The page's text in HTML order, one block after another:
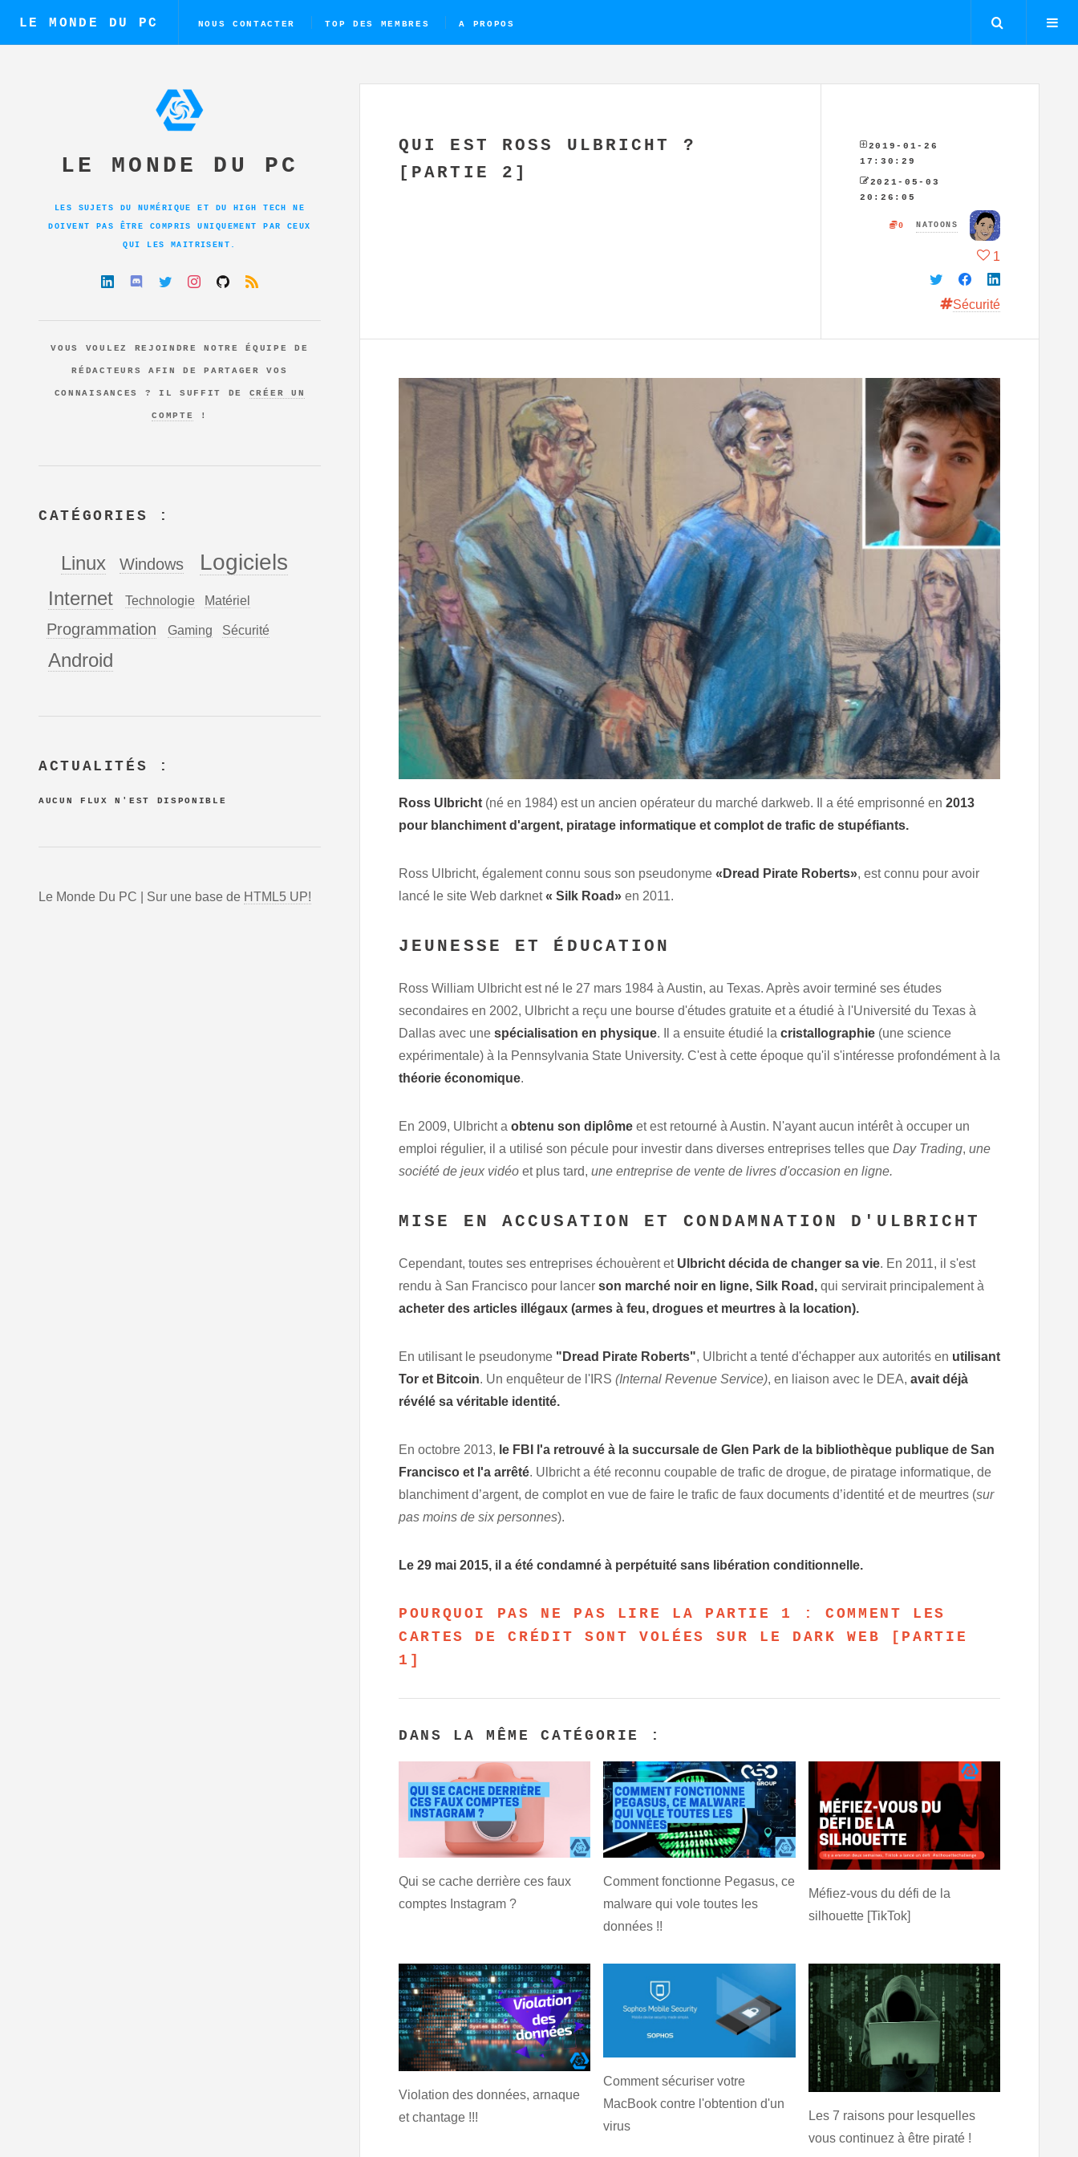
LE MONDE DU PC NOUS CONTACTER TOP DES MEMBRES A PROPOS
QUI EST ROSS ULBRICHT ?
[PARTIE 2]
2019-01-26
17:30:29
2021-05-03
20:26:05
0 NATOONS
1
Sécurité
Ross Ulbricht (né en 1984) est un ancien opérateur du marché darkweb. Il a été emprisonné en 2013
pour blanchiment d'argent, piratage informatique et complot de trafic de stupéfiants.
Ross Ulbricht, également connu sous son pseudonyme «Dread Pirate Roberts», est connu pour avoir
lancé le site Web darknet« Silk Road» en 2011.
JEUNESSE ET ÉDUCATION
Ross William Ulbricht est né le 27 mars 1984 à Austin, au Texas. Après avoir terminé ses études
secondaires en 2002, Ulbricht a reçu une bourse d'études gratuite et a étudié à l'Université du Texas à
Dallas avec une spécialisation en physique. Il a ensuite étudié la cristallographie (une science
expérimentale) à la Pennsylvania State University. C'est à cette époque qu'il s'intéresse profondément à la
théorie économique.
En 2009, Ulbricht a obtenu son diplôme et est retourné à Austin. N'ayant aucun intérêt à occuper un
emploi régulier, il a utilisé son pécule pour investir dans diverses entreprises telles que Day Trading, une
société de jeux vidéo et plus tard, une entreprise de vente de livres d'occasion en ligne.
MISE EN ACCUSATION ET CONDAMNATION D'ULBRICHT
Cependant, toutes ses entreprises échouèrent et Ulbricht décida de changer sa vie. En 2011, il s'est
rendu à San Francisco pour lancer son marché noir en ligne, Silk Road, qui servirait principalement à
acheter des articles illégaux (armes à feu, drogues et meurtres à la location).
En utilisant le pseudonyme "Dread Pirate Roberts", Ulbricht a tenté d'échapper aux autorités en utilisant
Tor et Bitcoin. Un enquêteur de l'IRS (Internal Revenue Service), en liaison avec le DEA, avait déjà
révélé sa véritable identité.
En octobre 2013, le FBI l'a retrouvé à la succursale de Glen Park de la bibliothèque publique de San
Francisco et l'a arrêté. Ulbricht a été reconnu coupable de trafic de drogue, de piratage informatique, de
blanchiment d’argent, de complot en vue de faire le trafic de faux documents d’identité et de meurtres (sur
pas moins de six personnes).
Le 29 mai 2015, il a été condamné à perpétuité sans libération conditionnelle.
POURQUOI PAS NE PAS LIRE LA PARTIE 1 : COMMENT LES
CARTES DE CRÉDIT SONT VOLÉES SUR LE DARK WEB [PARTIE
1]
DANS LA MÊME CATÉGORIE :
Qui se cache derrière ces faux
comptes Instagram ?
Comment fonctionne Pegasus, ce
malware qui vole toutes les
données !!
Méfiez-vous du défi de la
silhouette [TikTok]
Violation des données, arnaque
et chantage !!!
Comment sécuriser votre
MacBook contre l'obtention d'un
virus
Les 7 raisons pour lesquelles
vous continuez à être piraté !
LE MONDE DU PC
LES SUJETS DU NUMÉRIQUE ET DU HIGH TECH NE
DOIVENT PAS ÊTRE COMPRIS UNIQUEMENT PAR CEUX
QUI LES MAITRISENT.
VOUS VOULEZ REJOINDRE NOTRE ÉQUIPE DE
RÉDACTEURS AFIN DE PARTAGER VOS
CONNAISANCES ? IL SUFFIT DE CRÉER UN
COMPTE !
CATÉGORIES :
Linux Windows Logiciels
Internet Technologie Matériel
Programmation Gaming Sécurité
Android
ACTUALITÉS :
AUCUN FLUX N'EST DISPONIBLE
Le Monde Du PC | Sur une base de HTML5 UP!